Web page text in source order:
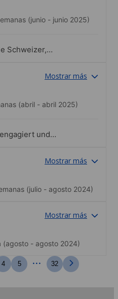
la escuela,
fue muy(junio - junio 2025)
Schweizer,
der Schule
sehr freundlich
Mostrar más
(abril - abril 2025)
und
Mostrar más
(julio - agosto 2024)
Mostrar más
(agosto - agosto 2024)
4 5 ... 32